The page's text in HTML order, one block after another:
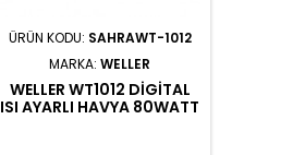
ÜRÜN KODU: SAHRAWT-1012
MARKA:WELLER
WELLER WT1012 DIGITAL
ISI AYARLI HAVYA 80WATT